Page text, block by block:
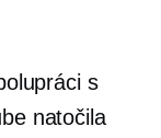
s
natočila